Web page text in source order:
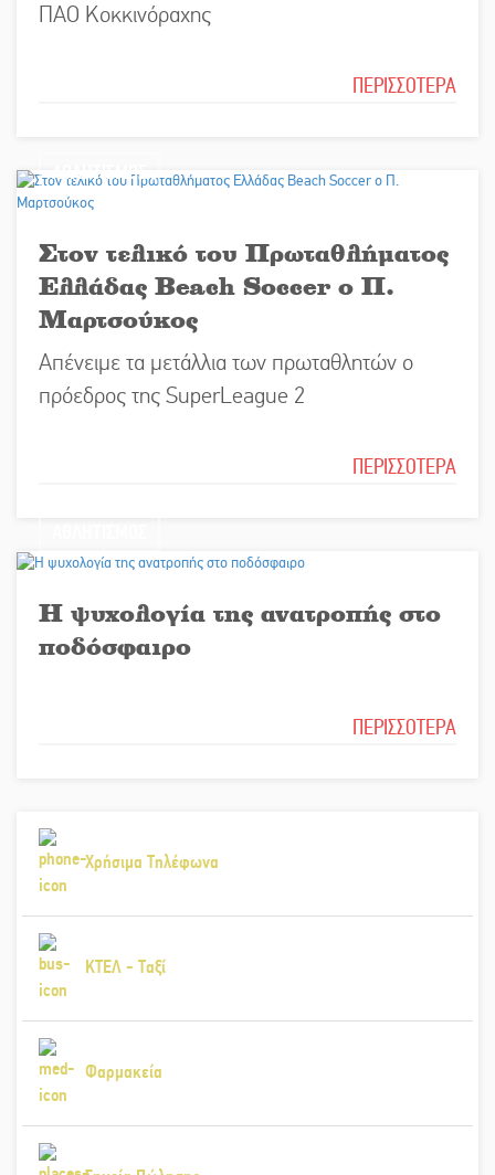
ΠΑΟ Κοκκινόραχης
ΠΕΡΙΣΣΟΤΕΡΑ
ΑΘΛΗΤΙΣΜΟΣ
Στον τελικό του Πρωταθλήματος
Ελλάδας Beach Soccer ο Π.
Μαρτσούκος
Απένειμε τα μετάλλια των πρωταθλητών ο
πρόεδρος της SuperLeague 2
ΠΕΡΙΣΣΟΤΕΡΑ
Η ψυχολογία της ανατροπής στο
ποδόσφαιρο
ΠΕΡΙΣΣΟΤΕΡΑ
Χρήσιμα Τηλέφωνα
ΚΤΕΛ - Ταξί
Φαρμακεία